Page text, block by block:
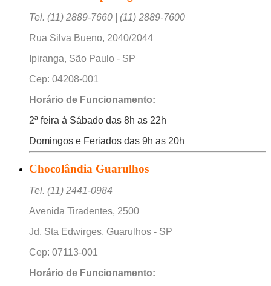
Tel. (11) 2889-7660 | (11) 2889-7600
Rua Silva Bueno, 2040/2044
Ipiranga, São Paulo - SP
Cep: 04208-001
Horário de Funcionamento:
2ª feira à Sábado das 8h as 22h
Domingos e Feriados das 9h as 20h
Chocolândia Guarulhos
Tel. (11) 2441-0984
Avenida Tiradentes, 2500
Jd. Sta Edwirges, Guarulhos - SP
Cep: 07113-001
Horário de Funcionamento: